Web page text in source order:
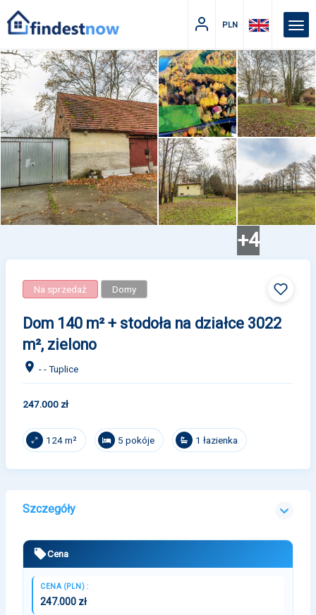
PLN
+4
Na sprzedaż Domy
Dom 140 m² + stodoła na działce 3022
m², zielono
- - Tuplice
247.000 zł
124 m² 5 pokóje 1 łazienka
Szczegóły
Cena
CENA (PLN) :
247.000 zł